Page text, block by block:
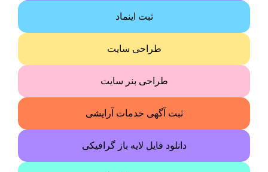
ثبت اینماد
طراحی سایت
طراحی بنر سایت
ثبت آگهی خدمات آرایشی
دانلود فایل لایه باز گرافیکی